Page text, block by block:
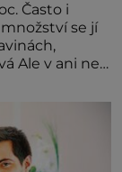
Často i
se jí
Ale v ani ne
– jsou